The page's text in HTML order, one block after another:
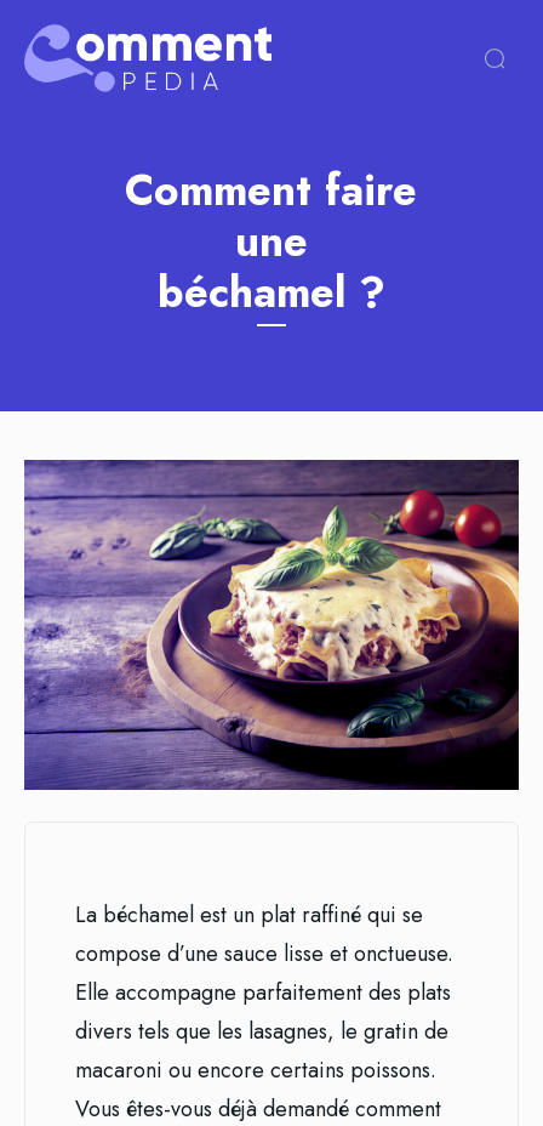
Comment faire
une
béchamel ?
La béchamel est un plat raffiné qui se
compose d’une sauce lisse et onctueuse.
Elle accompagne parfaitement des plats
divers tels que les lasagnes, le gratin de
macaroni ou encore certains poissons.
Vous êtes-vous déjà demandé comment